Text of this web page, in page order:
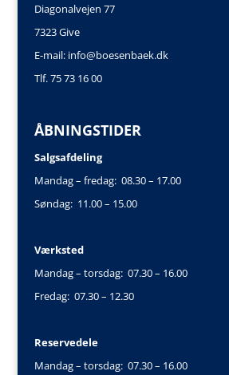
Diagonalvejen 77
7323 Give
E-mail: info@boesenbaek.dk
Tlf. 75 73 16 00
ÅBNINGSTIDER
Salgsafdeling
Mandag – fredag: 08.30 – 17.00
Søndag: 11.00 – 15.00
Værksted
Mandag – torsdag: 07.30 – 16.00
Fredag: 07.30 – 12.30
Reservedele
Mandag – torsdag: 07.30 – 16.00